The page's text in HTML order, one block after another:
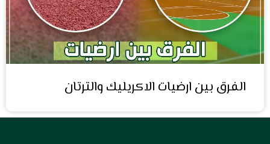
الفرق بين ارضيات الاكريليك والترتان